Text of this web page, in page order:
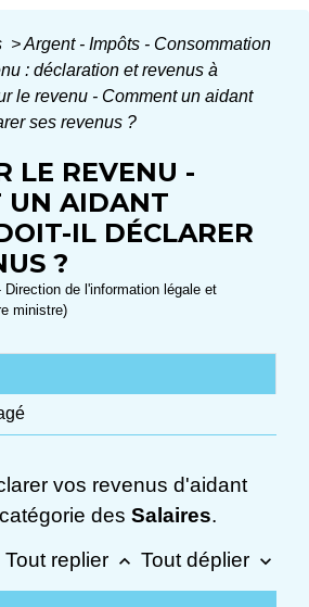
>Argent - Impôts - Consommation
: déclaration et revenus à
le revenu - Comment un aidant
ses revenus ?
LE REVENU -
UN AIDANT
IL DÉCLARER
?
de l'information légale et
ministre)
vos revenus d'aidant
des Salaires.
Tout replier keyboard_arrow_up Tout déplier keyboard_arrow_down